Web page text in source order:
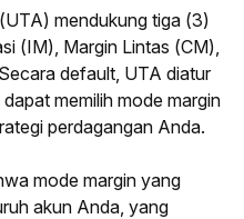
mendukung tiga (3)
(IM), Margin Lintas (CM),
default, UTA diatur
memilih mode margin
perdagangan Anda.
mode margin yang
akun Anda, yang